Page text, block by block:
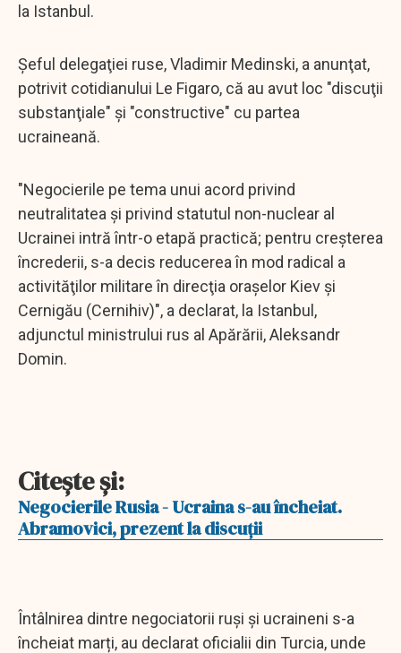
la Istanbul.
Şeful delegaţiei ruse, Vladimir Medinski, a anunţat,
potrivit cotidianului Le Figaro, că au avut loc "discuţii
substanţiale" şi "constructive" cu partea
ucraineană.
"Negocierile pe tema unui acord privind
neutralitatea şi privind statutul non-nuclear al
Ucrainei intră într-o etapă practică; pentru creşterea
încrederii, s-a decis reducerea în mod radical a
activităţilor militare în direcţia oraşelor Kiev şi
Cernigău (Cernihiv)", a declarat, la Istanbul,
adjunctul ministrului rus al Apărării, Aleksandr
Domin.
Citeşte şi:
Negocierile Rusia - Ucraina s-au încheiat.
Abramovici, prezent la discuții
Întâlnirea dintre negociatorii ruși și ucraineni s-a
încheiat marți, au declarat oficialii din Turcia, unde